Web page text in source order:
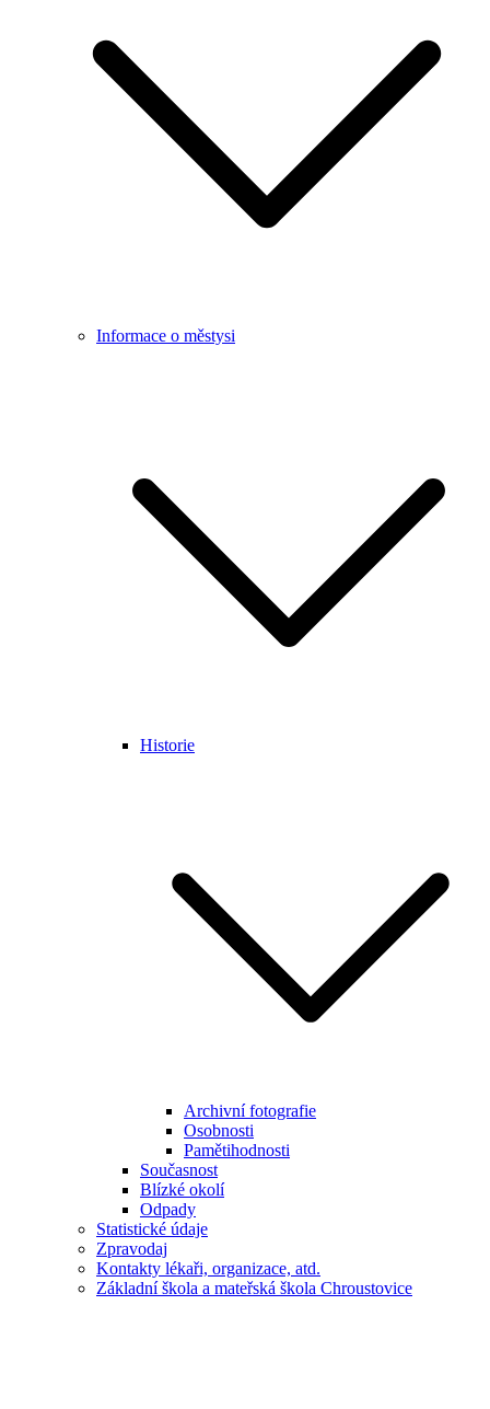
Informace o městysi
Historie
Archivní fotografie
Osobnosti
Pamětihodnosti
Současnost
Blízké okolí
Odpady
Statistické údaje
Zpravodaj
Kontakty lékaři, organizace, atd.
Základní škola a mateřská škola Chroustovice